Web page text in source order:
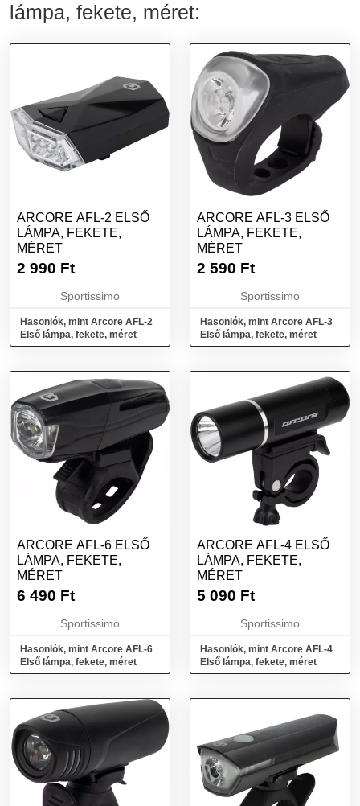
lámpa, fekete, méret:
ARCORE AFL-2 ELSŐ
LÁMPA, FEKETE,
MÉRET
2 990 Ft
Sportissimo
Hasonlók, mint Arcore AFL-2
Első lámpa, fekete, méret
ARCORE AFL-3 ELSŐ
LÁMPA, FEKETE,
MÉRET
2 590 Ft
Sportissimo
Hasonlók, mint Arcore AFL-3
Első lámpa, fekete, méret
ARCORE AFL-6 ELSŐ
LÁMPA, FEKETE,
MÉRET
6 490 Ft
Sportissimo
Hasonlók, mint Arcore AFL-6
Első lámpa, fekete, méret
ARCORE AFL-4 ELSŐ
LÁMPA, FEKETE,
MÉRET
5 090 Ft
Sportissimo
Hasonlók, mint Arcore AFL-4
Első lámpa, fekete, méret